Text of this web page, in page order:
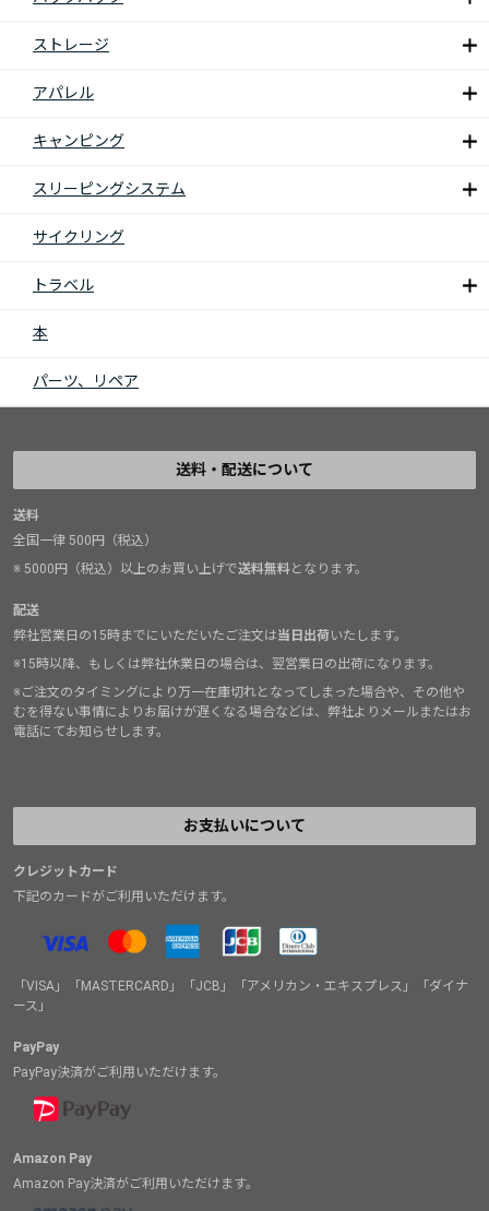
ストレージ
アパレル
キャンピング
スリーピングシステム
サイクリング
トラベル
本
パーツ、リペア
送料・配送について
送料
全国一律 500円（税込）
※ 5000円（税込）以上のお買い上げで送料無料となります。
配送
弊社営業日の15時までにいただいたご注文は当日出荷いたします。
※15時以降、もしくは弊社休業日の場合は、翌営業日の出荷になります。
※ご注文のタイミングにより万一在庫切れとなってしまった場合や、その他や
むを得ない事情によりお届けが遅くなる場合などは、弊社よりメールまたはお
電話にてお知らせします。
お支払いについて
クレジットカード
下記のカードがご利用いただけます。
「VISA」「MASTERCARD」「JCB」「アメリカン・エキスプレス」「ダイナ
ース」
PayPay
PayPay決済がご利用いただけます。
Amazon Pay
Amazon Pay決済がご利用いただけます。